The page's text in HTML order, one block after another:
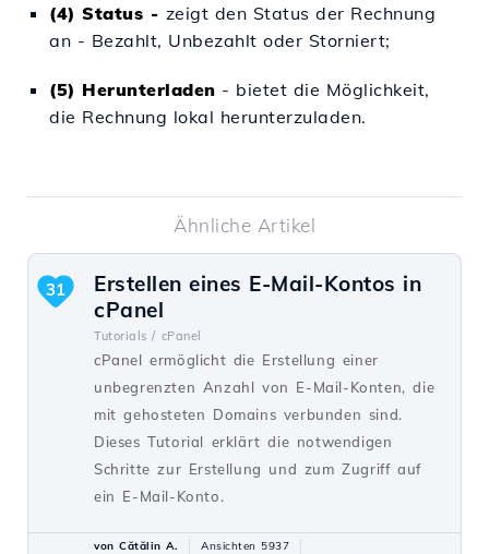
(4) Status - zeigt den Status der Rechnung
an - Bezahlt, Unbezahlt oder Storniert;
(5) Herunterladen - bietet die Möglichkeit,
die Rechnung lokal herunterzuladen.
Ähnliche Artikel
Erstellen eines E-Mail-Kontos in
cPanel
Tutorials / cPanel
cPanel ermöglicht die Erstellung einer
unbegrenzten Anzahl von E-Mail-Konten, die
mit gehosteten Domains verbunden sind.
Dieses Tutorial erklärt die notwendigen
Schritte zur Erstellung und zum Zugriff auf
ein E-Mail-Konto.
31
von Cătălin A.
Ansichten 5937